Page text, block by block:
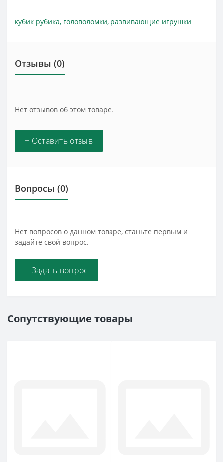
кубик рубика, головоломки, развивающие игрушки
Отзывы (0)
Нет отзывов об этом товаре.
+ Оставить отзыв
Вопросы (0)
Нет вопросов о данном товаре, станьте первым и
задайте свой вопрос.
+ Задать вопрос
Сопутствующие товары